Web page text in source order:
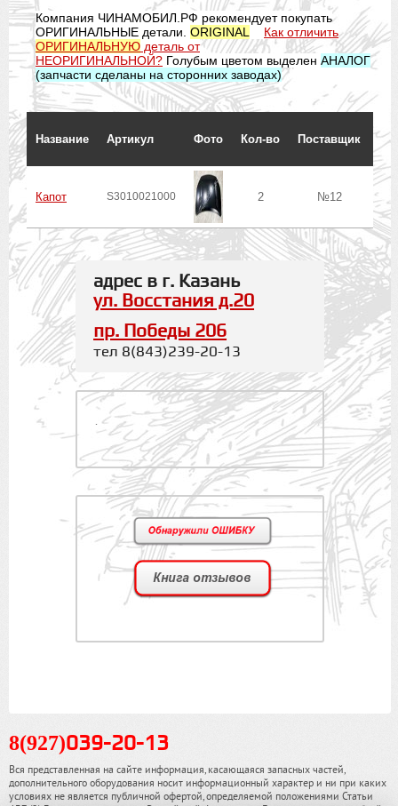
Компания ЧИНАМОБИЛ.РФ рекомендует покупать
ОРИГИНАЛЬНЫЕ детали. ORIGINAL
Как отличить
ОРИГИНАЛЬНУЮ деталь от
НЕОРИГИНАЛЬНОЙ? Голубым цветом выделен АНАЛОГ
(запчасти сделаны на сторонних заводах)
Название Артикул Фото Кол-во Поставщик
Капот S3010021000 2 №12
адрес в г. Казань
ул. Восстания д.20
пр. Победы 206
тел 8(843)239-20-13
.
8(927)039-20-13
Вся представленная на сайте информация, касающаяся запасных частей,
дополнительного оборудования носит информационный характер и ни при каких
условиях не является публичной офертой, определяемой положениями Статьи